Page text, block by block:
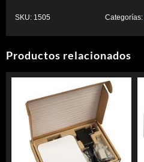
SKU: 1505 Categorías:
Productos relacionados